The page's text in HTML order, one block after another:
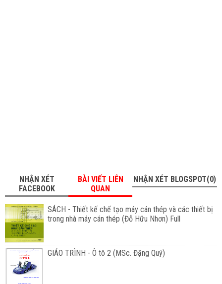
NHẬN XÉT
FACEBOOK
BÀI VIẾT LIÊN
QUAN
NHẬN XÉT BLOGSPOT(0)
SÁCH - Thiết kế chế tạo máy cán thép và các thiết bị
trong nhà máy cán thép (Đỗ Hữu Nhơn) Full
GIÁO TRÌNH - Ô tô 2 (MSc. Đặng Quý)